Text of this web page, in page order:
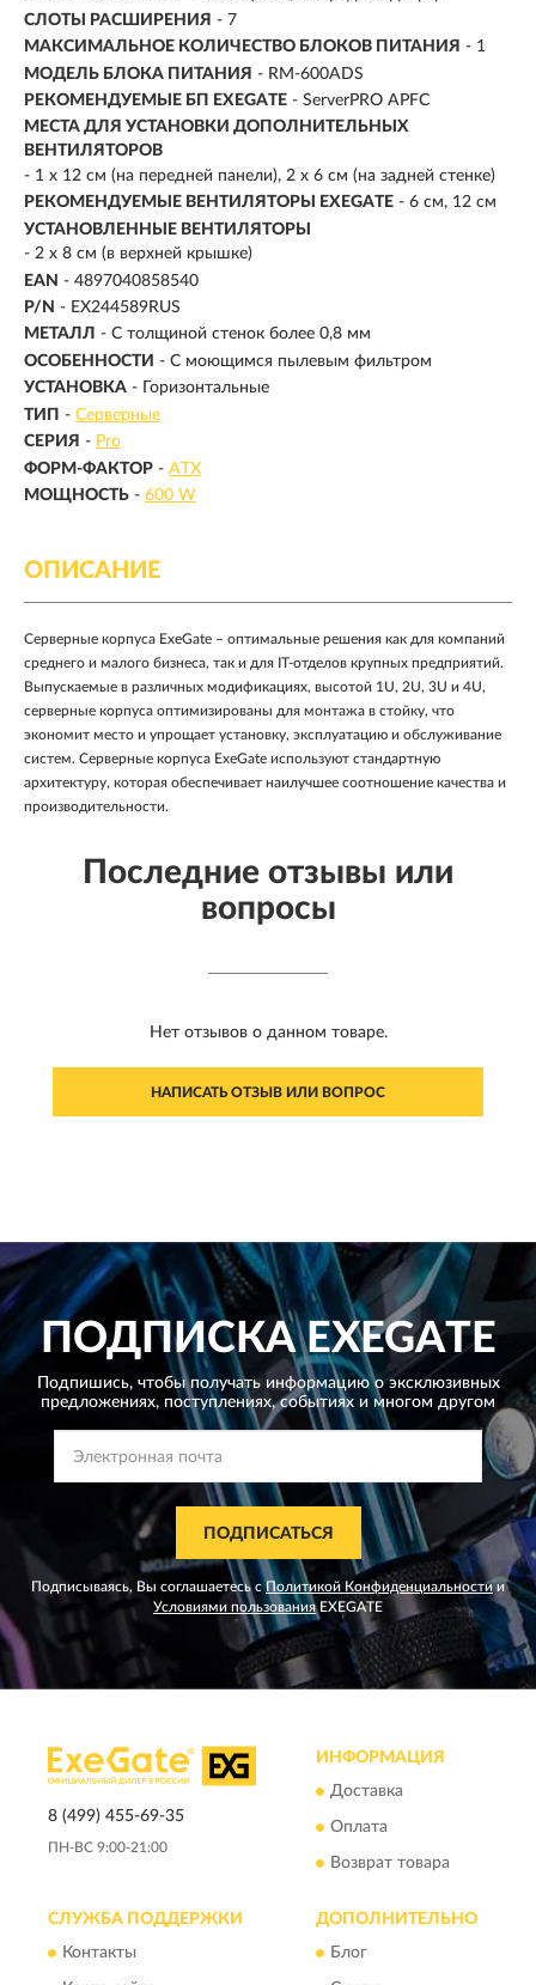
СЛОТЫ РАСШИРЕНИЯ - 7
МАКСИМАЛЬНОЕ КОЛИЧЕСТВО БЛОКОВ ПИТАНИЯ - 1
МОДЕЛЬ БЛОКА ПИТАНИЯ - RM-600ADS
РЕКОМЕНДУЕМЫЕ БП EXEGATE - ServerPRO APFC
МЕСТА ДЛЯ УСТАНОВКИ ДОПОЛНИТЕЛЬНЫХ
ВЕНТИЛЯТОРОВ
- 1 x 12 см (на передней панели), 2 x 6 см (на задней стенке)
РЕКОМЕНДУЕМЫЕ ВЕНТИЛЯТОРЫ EXEGATE - 6 см, 12 см
УСТАНОВЛЕННЫЕ ВЕНТИЛЯТОРЫ
- 2 x 8 см (в верхней крышке)
EAN - 4897040858540
P/N - EX244589RUS
МЕТАЛЛ - С толщиной стенок более 0,8 мм
ОСОБЕННОСТИ - С моющимся пылевым фильтром
УСТАНОВКА - Горизонтальные
ТИП - Серверные
СЕРИЯ - Pro
ФОРМ-ФАКТОР - ATX
МОЩНОСТЬ - 600 W
ОПИСАНИЕ
Cерверные корпуса ExeGate – оптимальные решения как для компаний
среднего и малого бизнеса, так и для IT-отделов крупных предприятий.
Выпускаемые в различных модификациях, высотой 1U, 2U, 3U и 4U,
серверные корпуса оптимизированы для монтажа в стойку, что
экономит место и упрощает установку, эксплуатацию и обслуживание
систем. Серверные корпуса ExeGate используют стандартную
архитектуру, которая обеспечивает наилучшее соотношение качества и
производительности.
Последние отзывы или
вопросы
Нет отзывов о данном товаре.
НАПИСАТЬ ОТЗЫВ ИЛИ ВОПРОС
ПОДПИСКАEXEGATE
Подпишись, чтобы получать информацию о эксклюзивных
предложениях, поступлениях, событиях и многом другом
ПОДПИСАТЬСЯ
Подписываясь, Вы соглашаетесь сПолитикой Конфиденциальности и
Условиями пользованияEXEGATE
8 (499) 455-69-35
ПН-ВС 9:00-21:00
ИНФОРМАЦИЯ
Доставка
Оплата
Возврат товара
СЛУЖБА ПОДДЕРЖКИ
Контакты
ДОПОЛНИТЕЛЬНО
Блог